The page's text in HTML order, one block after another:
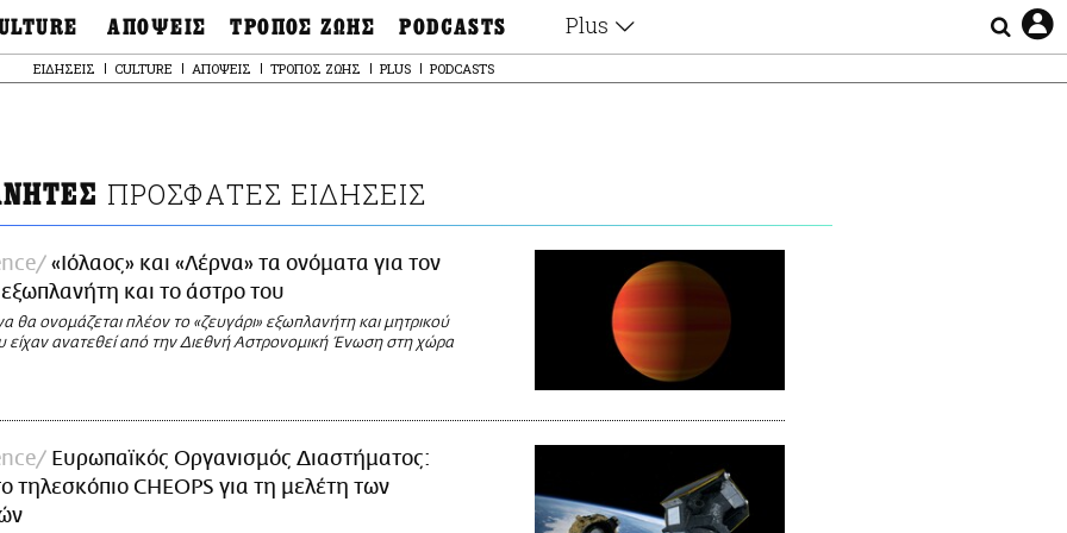
ΑΠΟΨΕΙΣ
Ιδέες
ΤΡΟΠΟΣ ΖΩΗΣ
Μόδα & Στυλ
Living
Αγορά
PODCASTS
Σκληρές Αλήθειες
OnDemand
3.0
Ψυχή & Σώμα
Ιστορία μιας πόλης
Radio Lifo
The Review
λόγια
Ζούμε, ρε!
Plus
Οι Αθηναίοι
Απώλειες
Lgbtqi+
Επιλογές
ΕΙΔΗΣΕΙΣ CULTURE ΑΠΟΨΕΙΣ ΤΡΟΠΟΣ ΖΩΗΣ PLUS PODCASTS
ΠΡΟΣΦΑΤΕΣ ΕΙΔΗΣΕΙΣ
«Ιόλαος» και «Λέρνα» τα ονόματα για τον
εξωπλανήτη και το άστρο του
θα ονομάζεται πλέον το «ζευγάρι» εξωπλανήτη και μητρικού
είχαν ανατεθεί από την Διεθνή Αστρονομική Ένωση στη χώρα
Ευρωπαϊκός Οργανισμός Διαστήματος:
τηλεσκόπιο CHEOPS για τη μελέτη των